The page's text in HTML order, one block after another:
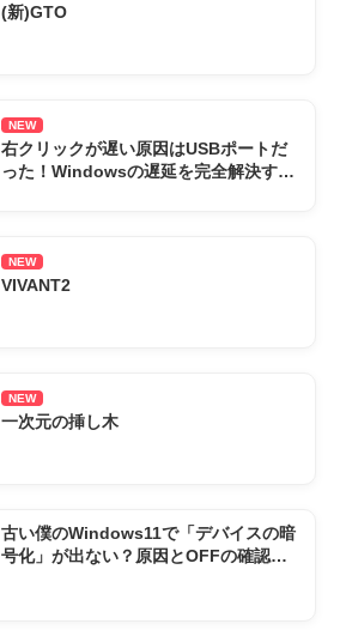
(新)GTO
NEW
右クリックが遅い原因はUSBポートだ
った！Windowsの遅延を完全解決する
NEW
VIVANT2
NEW
一次元の挿し木
古い僕のWindows11で「デバイスの暗
号化」が出ない？原因とOFFの確認方